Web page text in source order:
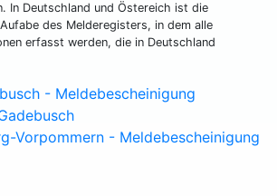
In Deutschland und Östereich ist die
des Melderegisters, in dem alle
erfasst werden, die in Deutschland
- Meldebescheinigung
Vorpommern - Meldebescheinigung